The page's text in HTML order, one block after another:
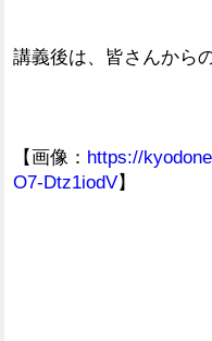
講義後は、皆さんから
【画像： https://
O7-Dtz1iodV】